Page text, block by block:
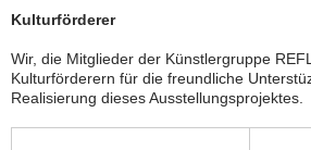
Kulturförderer
Wir, die Mitglieder der Künstlergruppe
Kulturförderern für die freundliche
Realisierung dieses Ausstellungsprojektes.